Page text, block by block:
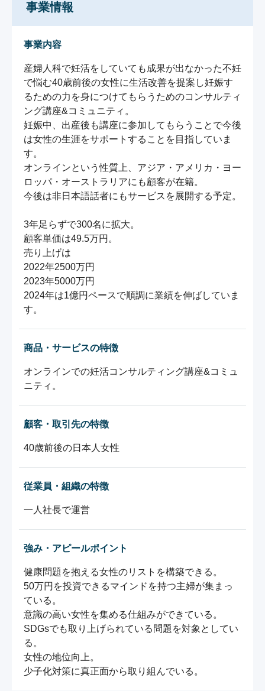
事業情報
事業内容
産婦人科で妊活をしていても成果が出なかった不妊
で悩む40歳前後の女性に生活改善を提案し妊娠す
るための力を身につけてもらうためのコンサルティ
ング講座&コミュニティ。
妊娠中、出産後も講座に参加してもらうことで今後
は女性の生涯をサポートすることを目指していま
す。
オンラインという性質上、アジア・アメリカ・ヨー
ロッパ・オーストラリアにも顧客が在籍。
今後は非日本語話者にもサービスを展開する予定。
3年足らずで300名に拡大。
顧客単価は49.5万円。
売り上げは
2022年2500万円
2023年5000万円
2024年は1億円ペースで順調に業績を伸ばしていま
す。
商品・サービスの特徴
オンラインでの妊活コンサルティング講座&コミュ
ニティ。
顧客・取引先の特徴
40歳前後の日本人女性
従業員・組織の特徴
一人社長で運営
強み・アピールポイント
健康問題を抱える女性のリストを構築できる。
50万円を投資できるマインドを持つ主婦が集まっ
ている。
意識の高い女性を集める仕組みができている。
SDGsでも取り上げられている問題を対象としてい
る。
女性の地位向上。
少子化対策に真正面から取り組んでいる。